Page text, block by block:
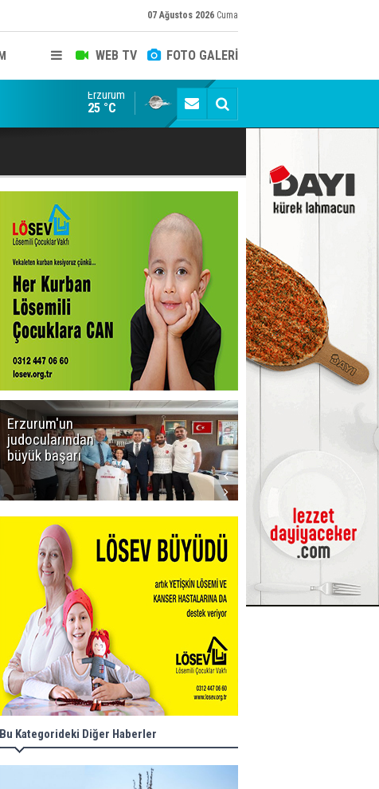
07 Ağustos 2026 Cuma
WEB TV FOTO GALERİ
Konuşanlar'a katıldı, söyledikleri başına iş açtı!
Erzurum
25 °C
Erzurum'un
judocularından
büyük başarı
Bu Kategorideki Diğer Haberler